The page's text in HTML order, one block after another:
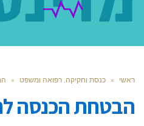
ראשי » כנסת וחקיקה, רפואה ומשפט »
הבטחת הכנסה